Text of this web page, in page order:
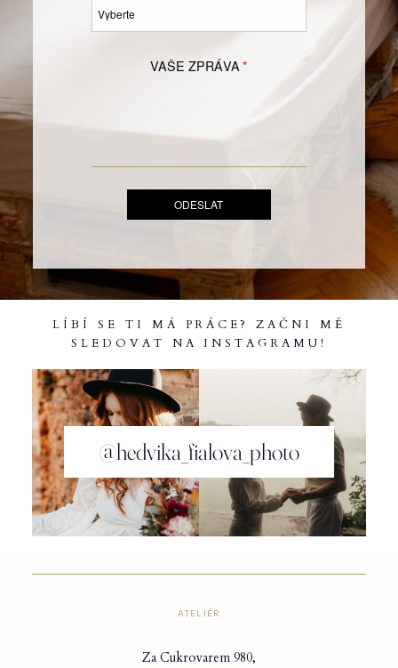
VAŠE ZPRÁVA
LÍBÍ SE TI MÁ PRÁCE? ZAČNI MĚ
SLEDOVAT NA INSTAGRAMU!
@hedvika_fialova_photo
ATELIÉR
Za Cukrovarem 980,